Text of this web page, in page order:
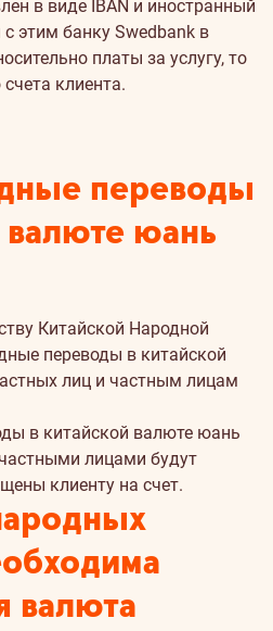
в виде IBAN и иностранный
этим банку Swedbank в
платы за услугу, то
клиента.
переводы
валюте юань
Китайской Народной
переводы в китайской
лиц и частным лицам
в китайской валюте юань
лицами будут
клиенту на счет.
валюта